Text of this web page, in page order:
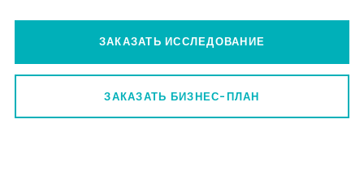
ЗАКАЗАТЬ ИССЛЕДОВАНИЕ
ЗАКАЗАТЬ БИЗНЕС-ПЛАН